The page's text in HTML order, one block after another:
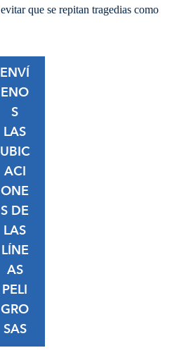
que se repitan tragedias como
ENVÍ
ENO
S
LAS
UBIC
ACI
ONE
S DE
LAS
LÍNE
AS
PELI
GRO
SAS